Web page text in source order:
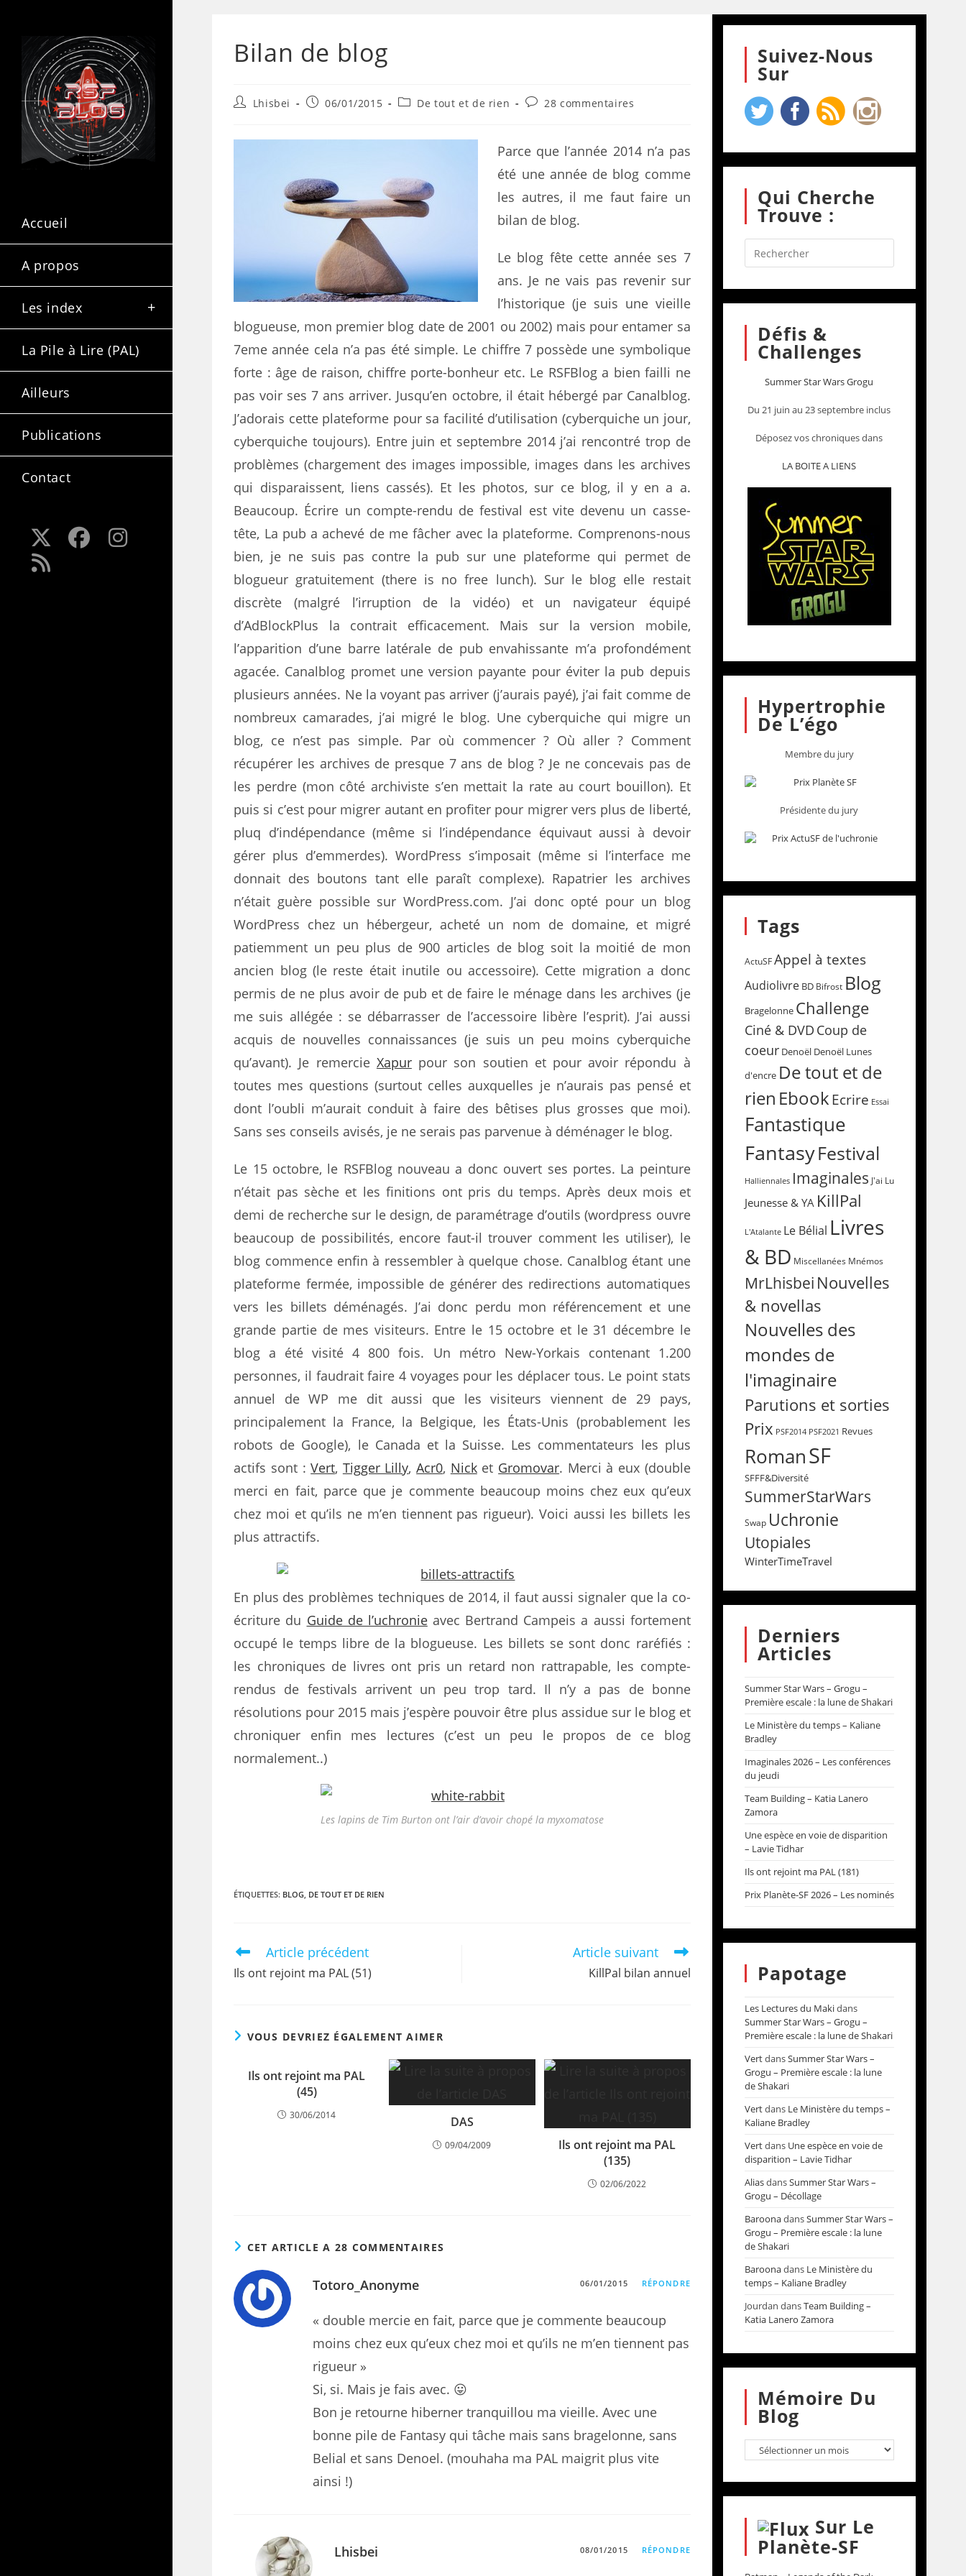
Accueil
A propos
Les index
La Pile à Lire (PAL)
Ailleurs
Publications
Contact
Bilan de blog
Lhisbei 06/01/2015 De tout et de rien 28 commentaires
Parce que l’année 2014 n’a pas
été une année de blog comme
les autres, il me faut faire un
bilan de blog.
Le blog fête cette année ses 7
ans. Je ne vais pas revenir sur
l’historique (je suis une vieille
blogueuse, mon premier blog date de 2001 ou 2002) mais pour entamer sa
7eme année cela n’a pas été simple. Le chiffre 7 possède une symbolique
forte : âge de raison, chiffre porte-bonheur etc. Le RSFBlog a bien failli ne
pas voir ses 7 ans arriver. Jusqu’en octobre, il était hébergé par Canalblog.
J’adorais cette plateforme pour sa facilité d’utilisation (cyberquiche un jour,
cyberquiche toujours). Entre juin et septembre 2014 j’ai rencontré trop de
problèmes (chargement des images impossible, images dans les archives
qui disparaissent, liens cassés). Et les photos, sur ce blog, il y en a a.
Beaucoup. Écrire un compte-rendu de festival est vite devenu un casse-
tête, La pub a achevé de me fâcher avec la plateforme. Comprenons-nous
bien, je ne suis pas contre la pub sur une plateforme qui permet de
blogueur gratuitement (there is no free lunch). Sur le blog elle restait
discrète (malgré l’irruption de la vidéo) et un navigateur équipé
d’AdBlockPlus la contrait efficacement. Mais sur la version mobile,
l’apparition d’une barre latérale de pub envahissante m’a profondément
agacée. Canalblog promet une version payante pour éviter la pub depuis
plusieurs années. Ne la voyant pas arriver (j’aurais payé), j’ai fait comme de
nombreux camarades, j’ai migré le blog. Une cyberquiche qui migre un
blog, ce n’est pas simple. Par où commencer ? Où aller ? Comment
récupérer les archives de presque 7 ans de blog ? Je ne concevais pas de
les perdre (mon côté archiviste s’en mettait la rate au court bouillon). Et
puis si c’est pour migrer autant en profiter pour migrer vers plus de liberté,
pluq d’indépendance (même si l’indépendance équivaut aussi à devoir
gérer plus d’emmerdes). WordPress s’imposait (même si l’interface me
donnait des boutons tant elle paraît complexe). Rapatrier les archives
n’était guère possible sur WordPress.com. J’ai donc opté pour un blog
WordPress chez un hébergeur, acheté un nom de domaine, et migré
patiemment un peu plus de 900 articles de blog soit la moitié de mon
ancien blog (le reste était inutile ou accessoire). Cette migration a donc
permis de ne plus avoir de pub et de faire le ménage dans les archives (je
me suis allégée : se débarrasser de l’accessoire libère l’esprit). J’ai aussi
acquis de nouvelles connaissances (je suis un peu moins cyberquiche
qu’avant). Je remercie Xapurpour son soutien et pour avoir répondu à
toutes mes questions (surtout celles auxquelles je n’aurais pas pensé et
dont l’oubli m’aurait conduit à faire des bêtises plus grosses que moi).
Sans ses conseils avisés, je ne serais pas parvenue à déménager le blog.
Le 15 octobre, le RSFBlog nouveau a donc ouvert ses portes. La peinture
n’était pas sèche et les finitions ont pris du temps. Après deux mois et
demi de recherche sur le design, de paramétrage d’outils (wordpress ouvre
beaucoup de possibilités, encore faut-il trouver comment les utiliser), le
blog commence enfin à ressembler à quelque chose. Canalblog étant une
plateforme fermée, impossible de générer des redirections automatiques
vers les billets déménagés. J’ai donc perdu mon référencement et une
grande partie de mes visiteurs. Entre le 15 octobre et le 31 décembre le
blog a été visité 4 800 fois. Un métro New-Yorkais contenant 1.200
personnes, il faudrait faire 4 voyages pour les déplacer tous. Le point stats
annuel de WP me dit aussi que les visiteurs viennent de 29 pays,
principalement la France, la Belgique, les États-Unis (probablement les
robots de Google), le Canada et la Suisse. Les commentateurs les plus
actifs sont :Vert, Tigger Lilly,Acr0, Nicket Gromovar. Merci à eux (double
merci en fait, parce que je commente beaucoup moins chez eux qu’eux
chez moi et qu’ils ne m’en tiennent pas rigueur). Voici aussi les billets les
plus attractifs.
En plus des problèmes techniques de 2014, il faut aussi signaler que la co-
écriture du Guide de l’uchronieavec Bertrand Campeis a aussi fortement
occupé le temps libre de la blogueuse. Les billets se sont donc raréfiés :
les chroniques de livres ont pris un retard non rattrapable, les compte-
rendus de festivals arrivent un peu trop tard. Il n’y a pas de bonne
résolutions pour 2015 mais j’espère pouvoir être plus assidue sur le blog et
chroniquer enfin mes lectures (c’est un peu le propos de ce blog
normalement..)
Les lapins de Tim Burton ont l’air d’avoir chopé la myxomatose
ÉTIQUETTES: BLOG, DE TOUT ET DE RIEN
Article précédent
Ils ont rejoint ma PAL (51)
Article suivant
KillPal bilan annuel
VOUS DEVRIEZ ÉGALEMENT AIMER
Ils ont rejoint ma PAL
(45)
30/06/2014 DAS
09/04/2009
Ils ont rejoint ma PAL
(135)
02/06/2022
CET ARTICLE A 28 COMMENTAIRES
Totoro_Anonyme 06/01/2015 RÉPONDRE
« double mercie en fait, parce que je commente beaucoup
moins chez eux qu’eux chez moi et qu’ils ne m’en tiennent pas
rigueur »
Si, si. Mais je fais avec. 😛
Bon je retourne hiberner tranquillou ma vieille. Avec une
bonne pile de Fantasy qui tâche mais sans bragelonne, sans
Belial et sans Denoel. (mouhaha ma PAL maigrit plus vite
ainsi !)
Lhisbei 08/01/2015 RÉPONDRE
Suivez-Nous
Sur
Qui Cherche
Trouve :
Défis &
Challenges
Summer Star Wars Grogu
Du 21 juin au 23 septembre inclus
Déposez vos chroniques dans
LA BOITE A LIENS
Hypertrophie
De L’égo
Membre du jury
Présidente du jury
Tags
ActuSF Appel à textes
Audiolivre BD Bifrost Blog
Bragelonne Challenge
Ciné & DVD Coup de
coeur Denoël Denoël Lunes
d'encre De tout et de
rien EbookEcrire Essai
Fantastique
FantasyFestival
Halliennales Imaginales J'ai Lu
Jeunesse & YA KillPal
L'Atalante Le Bélial Livres
& BD Miscellanées Mnémos
MrLhisbei Nouvelles
& novellas
Nouvelles des
mondes de
l'imaginaire
Parutions et sorties
Prix PSF2014 PSF2021 Revues
RomanSF
SFFF&Diversité
SummerStarWars
Swap Uchronie
Utopiales
WinterTimeTravel
Derniers
Articles
Summer Star Wars – Grogu –
Première escale : la lune de Shakari
Le Ministère du temps – Kaliane
Bradley
Imaginales 2026 – Les conférences
du jeudi
Team Building – Katia Lanero
Zamora
Une espèce en voie de disparition
– Lavie Tidhar
Ils ont rejoint ma PAL (181)
Prix Planète-SF 2026 – Les nominés
Papotage
Les Lectures du Makidans
Summer Star Wars – Grogu –
Première escale : la lune de Shakari
VertdansSummer Star Wars –
Grogu – Première escale : la lune
de Shakari
Vertdans Le Ministère du temps –
Kaliane Bradley
Vertdans Une espèce en voie de
disparition – Lavie Tidhar
AliasdansSummer Star Wars –
Grogu – Décollage
BaroonadansSummer Star Wars –
Grogu – Première escale : la lune
de Shakari
Baroonadans Le Ministère du
temps – Kaliane Bradley
Jourdan dansTeam Building –
Katia Lanero Zamora
Mémoire Du
Blog
Sur Le
Planète-SF